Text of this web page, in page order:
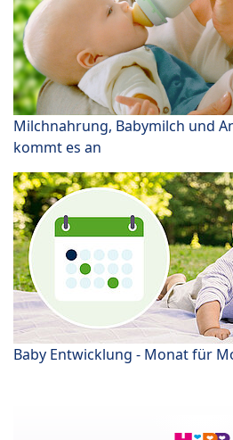
Milchnahrung, Babymilch und
kommt es an
Baby Entwicklung - Monat für